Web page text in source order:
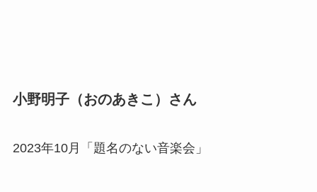
小野明子（おのあきこ）さん
2023年10月「題名のない音楽会」